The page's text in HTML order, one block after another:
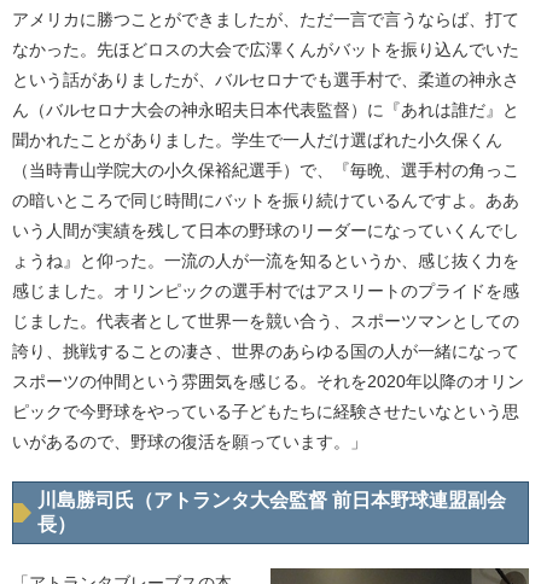
アメリカに勝つことができましたが、ただ一言で言うならば、打て
なかった。先ほどロスの大会で広澤くんがバットを振り込んでいた
という話がありましたが、バルセロナでも選手村で、柔道の神永さ
ん（バルセロナ大会の神永昭夫日本代表監督）に『あれは誰だ』と
聞かれたことがありました。学生で一人だけ選ばれた小久保くん
（当時青山学院大の小久保裕紀選手）で、『毎晩、選手村の角っこ
の暗いところで同じ時間にバットを振り続けているんですよ。ああ
いう人間が実績を残して日本の野球のリーダーになっていくんでし
ょうね』と仰った。一流の人が一流を知るというか、感じ抜く力を
感じました。オリンピックの選手村ではアスリートのプライドを感
じました。代表者として世界一を競い合う、スポーツマンとしての
誇り、挑戦することの凄さ、世界のあらゆる国の人が一緒になって
スポーツの仲間という雰囲気を感じる。それを2020年以降のオリン
ピックで今野球をやっている子どもたちに経験させたいなという思
いがあるので、野球の復活を願っています。」
川島勝司氏（アトランタ大会監督 前日本野球連盟副会
長）